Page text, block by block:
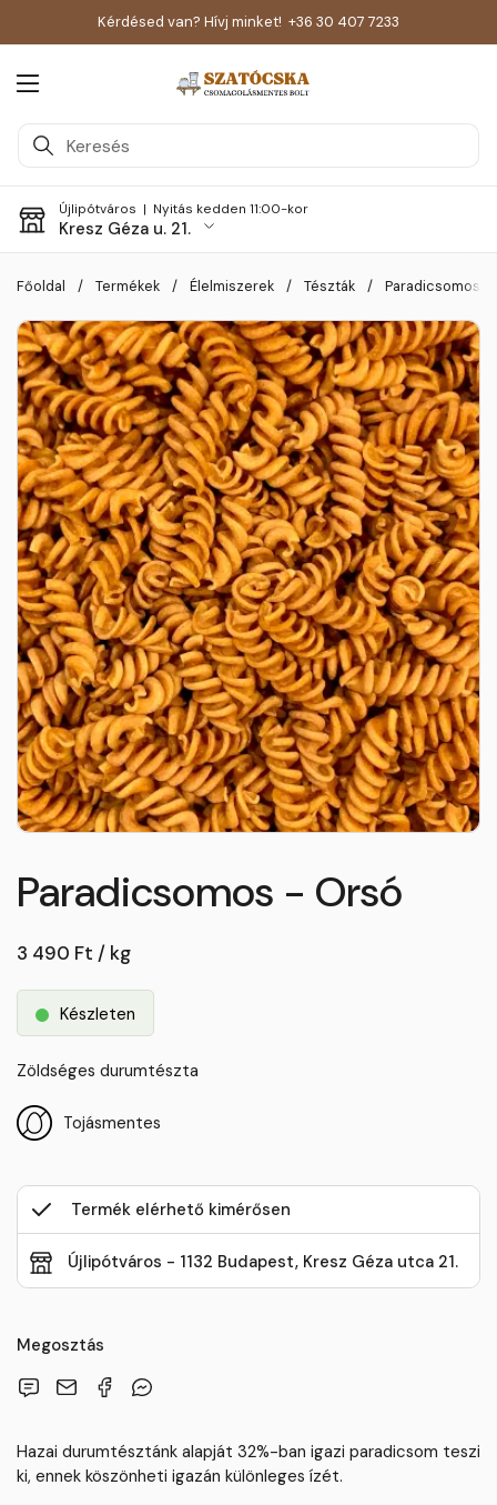
Kérdésed van? Hívj minket! +36 30 407 7233
Menü megnyitása
Újlipótváros | Nyitás kedden 11:00-kor
Kresz Géza u. 21.
Főoldal / Termékek / Élelmiszerek / Tészták / Paradicsomos -
Paradicsomos - Orsó
3 490 Ft / kg
Készleten
Zöldséges durumtészta
Tojásmentes
Termék elérhető kimérősen
Újlipótváros - 1132 Budapest, Kresz Géza utca 21.
Megosztás
Hazai durumtésztánk alapját 32%-ban igazi paradicsom teszi
ki, ennek köszönheti igazán különleges ízét.